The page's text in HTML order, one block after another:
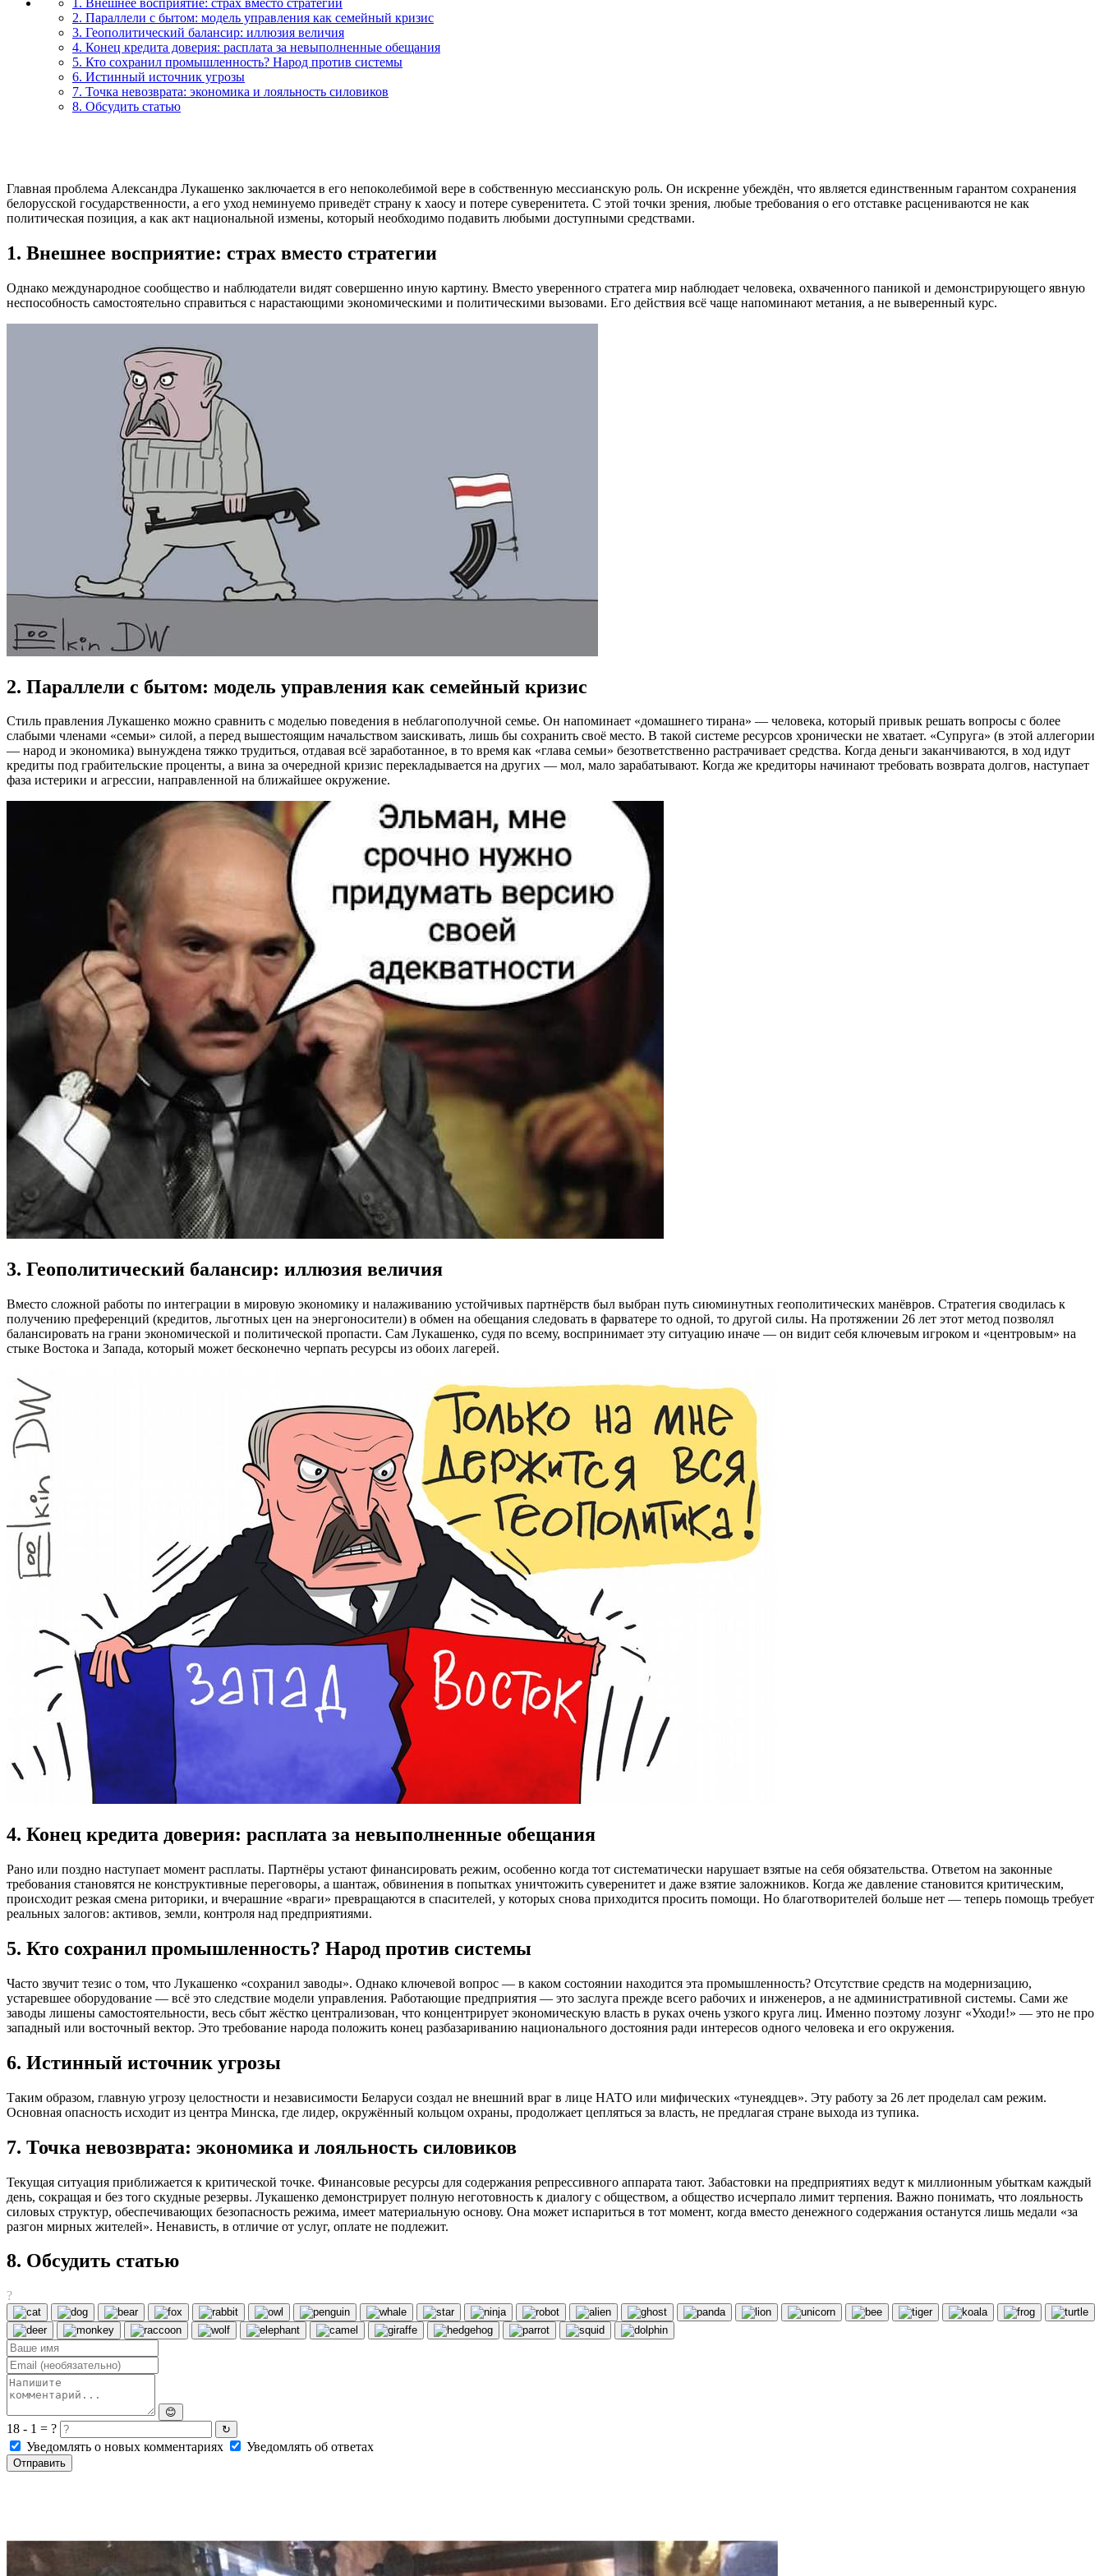
2. Параллели с бытом: модель управления как семейный кризис
3. Геополитический балансир: иллюзия величия
4. Конец кредита доверия: расплата за невыполненные обещания
5. Кто сохранил промышленность? Народ против системы
6. Истинный источник угрозы
7. Точка невозврата: экономика и лояльность силовиков
8. Обсудить статью
Главная проблема Александра Лукашенко заключается в его непоколебимой вере в собственную мессианскую роль. Он искренне убеждён, что является единственным гарантом сохранения
белорусской государственности, а его уход неминуемо приведёт страну к хаосу и потере суверенитета. С этой точки зрения, любые требования о его отставке расцениваются не как
политическая позиция, а как акт национальной измены, который необходимо подавить любыми доступными средствами.
1. Внешнее восприятие: страх вместо стратегии
Однако международное сообщество и наблюдатели видят совершенно иную картину. Вместо уверенного стратега мир наблюдает человека, охваченного паникой и демонстрирующего явную
неспособность самостоятельно справиться с нарастающими экономическими и политическими вызовами. Его действия всё чаще напоминают метания, а не выверенный курс.
2. Параллели с бытом: модель управления как семейный кризис
Стиль правления Лукашенко можно сравнить с моделью поведения в неблагополучной семье. Он напоминает «домашнего тирана» — человека, который привык решать вопросы с более
слабыми членами «семьи» силой, а перед вышестоящим начальством заискивать, лишь бы сохранить своё место. В такой системе ресурсов хронически не хватает. «Супруга» (в этой аллегории
— народ и экономика) вынуждена тяжко трудиться, отдавая всё заработанное, в то время как «глава семьи» безответственно растрачивает средства. Когда деньги заканчиваются, в ход идут
кредиты под грабительские проценты, а вина за очередной кризис перекладывается на других — мол, мало зарабатывают. Когда же кредиторы начинают требовать возврата долгов, наступает
фаза истерики и агрессии, направленной на ближайшее окружение.
3. Геополитический балансир: иллюзия величия
Вместо сложной работы по интеграции в мировую экономику и налаживанию устойчивых партнёрств был выбран путь сиюминутных геополитических манёвров. Стратегия сводилась к
получению преференций (кредитов, льготных цен на энергоносители) в обмен на обещания следовать в фарватере то одной, то другой силы. На протяжении 26 лет этот метод позволял
балансировать на грани экономической и политической пропасти. Сам Лукашенко, судя по всему, воспринимает эту ситуацию иначе — он видит себя ключевым игроком и «центровым» на
стыке Востока и Запада, который может бесконечно черпать ресурсы из обоих лагерей.
4. Конец кредита доверия: расплата за невыполненные обещания
Рано или поздно наступает момент расплаты. Партнёры устают финансировать режим, особенно когда тот систематически нарушает взятые на себя обязательства. Ответом на законные
требования становятся не конструктивные переговоры, а шантаж, обвинения в попытках уничтожить суверенитет и даже взятие заложников. Когда же давление становится критическим,
происходит резкая смена риторики, и вчерашние «враги» превращаются в спасителей, у которых снова приходится просить помощи. Но благотворителей больше нет — теперь помощь требует
реальных залогов: активов, земли, контроля над предприятиями.
5. Кто сохранил промышленность? Народ против системы
Часто звучит тезис о том, что Лукашенко «сохранил заводы». Однако ключевой вопрос — в каком состоянии находится эта промышленность? Отсутствие средств на модернизацию,
устаревшее оборудование — всё это следствие модели управления. Работающие предприятия — это заслуга прежде всего рабочих и инженеров, а не административной системы. Сами же
заводы лишены самостоятельности, весь сбыт жёстко централизован, что концентрирует экономическую власть в руках очень узкого круга лиц. Именно поэтому лозунг «Уходи!» — это не про
западный или восточный вектор. Это требование народа положить конец разбазариванию национального достояния ради интересов одного человека и его окружения.
6. Истинный источник угрозы
Таким образом, главную угрозу целостности и независимости Беларуси создал не внешний враг в лице НАТО или мифических «тунеядцев». Эту работу за 26 лет проделал сам режим.
Основная опасность исходит из центра Минска, где лидер, окружённый кольцом охраны, продолжает цепляться за власть, не предлагая стране выхода из тупика.
7. Точка невозврата: экономика и лояльность силовиков
Текущая ситуация приближается к критической точке. Финансовые ресурсы для содержания репрессивного аппарата тают. Забастовки на предприятиях ведут к миллионным убыткам каждый
день, сокращая и без того скудные резервы. Лукашенко демонстрирует полную неготовность к диалогу с обществом, а общество исчерпало лимит терпения. Важно понимать, что лояльность
силовых структур, обеспечивающих безопасность режима, имеет материальную основу. Она может испариться в тот момент, когда вместо денежного содержания останутся лишь медали «за
разгон мирных жителей». Ненависть, в отличие от услуг, оплате не подлежит.
8. Обсудить статью
?
😊
18 - 1 = ? ↻
Уведомлять о новых комментариях Уведомлять об ответах
Отправить